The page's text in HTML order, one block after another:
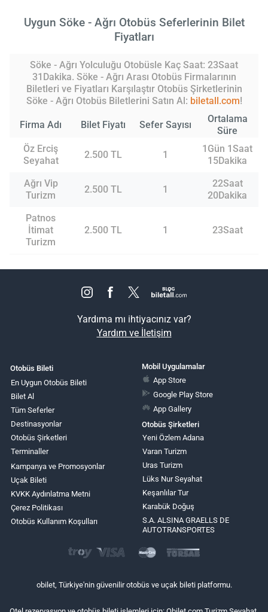
Uygun Söke - Ağrı Otobüs Seferlerinin Bilet
Fiyatları
Söke - Ağrı Yolculuğu Otobüsle Kaç Saat: 23Saat
31Dakika. Söke - Ağrı Arası Otobüs Firmalarının
Biletleri ve Fiyatları Karşılaştır Otobüs Şirketlerinin
Söke - Ağrı Otobüs Biletlerini Satın Al: biletall.com!
Firma Adı Bilet Fiyatı Sefer Sayısı
Ortalama
Süre
Öz Erciş
Seyahat
2.500 TL 1
1Gün 1Saat
15Dakika
Ağrı Vip
Turizm
2.500 TL 1
22Saat
20Dakika
Patnos
İtimat
Turizm
2.500 TL 1 23Saat
Yardıma mı ihtiyacınız var?
Yardım ve İletişim
Otobüs Bileti
En Uygun Otobüs Bileti
Bilet Al
Tüm Seferler
Destinasyonlar
Otobüs Şirketleri
Terminaller
Kampanya ve Promosyonlar
Uçak Bileti
KVKK Aydınlatma Metni
Çerez Politikası
Otobüs Kullanım Koşulları
Mobil Uygulamalar
App Store
Google Play Store
App Gallery
Otobüs Şirketleri
Yeni Özlem Adana
Varan Turizm
Uras Turizm
Lüks Nur Seyahat
Keşanlılar Tur
Karabük Doğuş
S.A. ALSINA GRAELLS DE
AUTOTRANSPORTES
obilet, Türkiye'nin güvenilir otobüs ve uçak bileti platformu.